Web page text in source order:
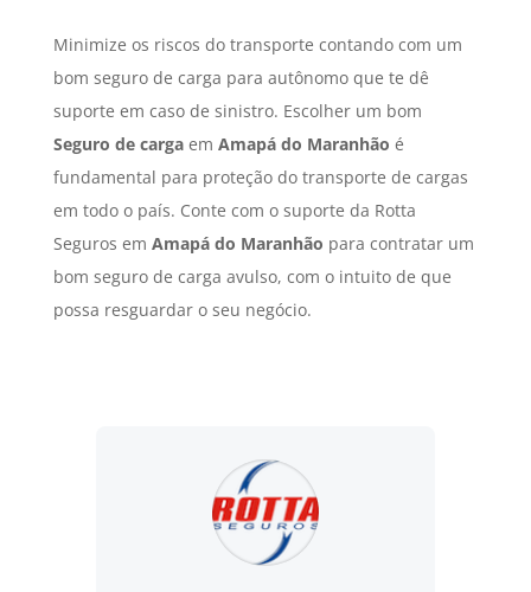
Minimize os riscos do transporte contando com um
bom seguro de carga para autônomo que te dê
suporte em caso de sinistro. Escolher um bom
Seguro de cargaem Amapá do Maranhão é
fundamental para proteção do transporte de cargas
em todo o país. Conte com o suporte da Rotta
Seguros em Amapá do Maranhão para contratar um
bom seguro de carga avulso, com o intuito de que
possa resguardar o seu negócio.